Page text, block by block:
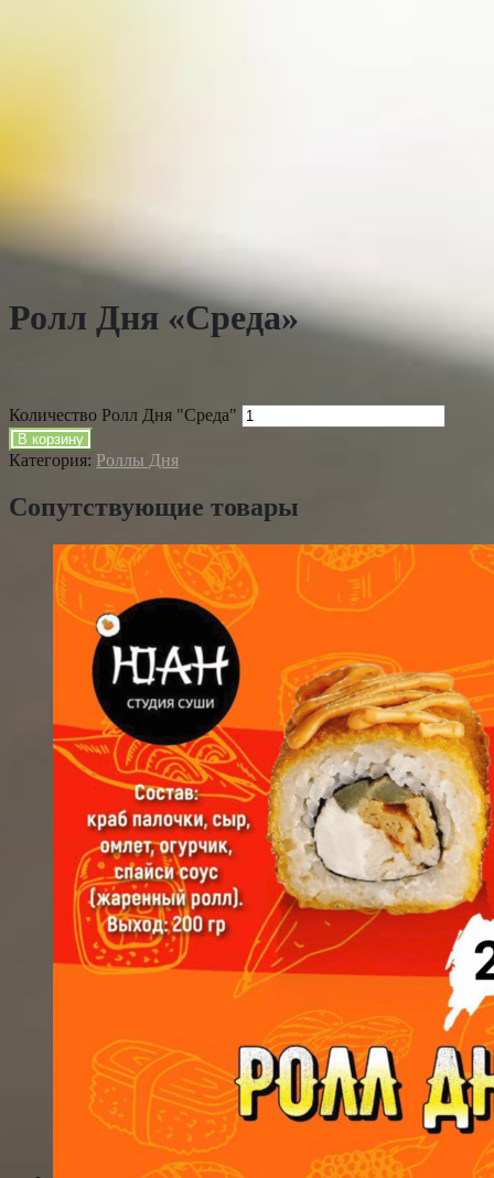
Ролл Дня «Среда»
Количество Ролл Дня "Среда"
В корзину
Категория: Роллы Дня
Сопутствующие товары